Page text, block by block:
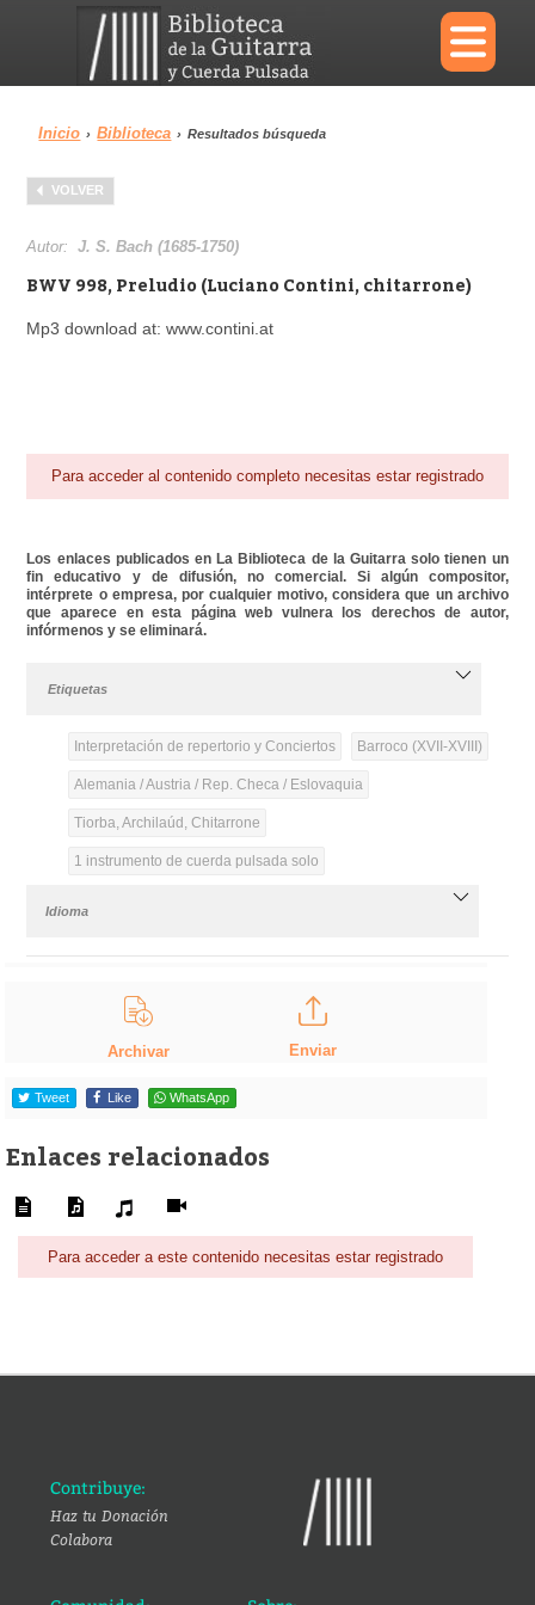
×
Menu
Biblioteca
Inicio › Biblioteca › Resultados búsqueda
VOLVER
Autor:J. S. Bach (1685-1750)
BWV 998, Preludio (Luciano Contini, chitarrone)
Mp3 download at: www.contini.at
Para acceder al contenido completo necesitas estar registrado
Los enlaces publicados en La Biblioteca de la Guitarra solo tienen un
fin educativo y de difusión, no comercial. Si algún compositor,
intérprete o empresa, por cualquier motivo, considera que un archivo
que aparece en esta página web vulnera los derechos de autor,
infórmenos y se eliminará.
Etiquetas
Interpretación de repertorio y Conciertos Barroco (XVII-XVIII)
Alemania / Austria / Rep. Checa / Eslovaquia
Tiorba, Archilaúd, Chitarrone
1 instrumento de cuerda pulsada solo
Idioma
Archivar Enviar
Tweet Like WhatsApp
Enlaces relacionados
Para acceder a este contenido necesitas estar registrado
Contribuye:
Haz tu Donación
Colabora